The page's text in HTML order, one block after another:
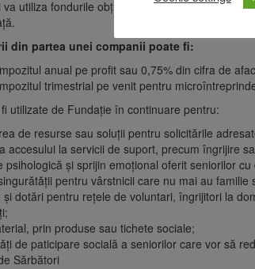
utiliza fondurile obținute astfel pentru a ajuta
din partea unei companii poate fi:
anual pe profit sau 0,75% din cifra de
trimestrial pe venit pentru
utilizate de Fundație în continuare pentru:
de resurse sau soluții pentru solicitările
accesului la servicii de suport, precum îngrijire
psihologică și sprijin emoțional oferit seniorilor
pentru vârstnicii care nu mai au familie
și dotări pentru rețele de voluntari, îngrijitori la
prin produse sau tichete sociale;
de paticipare socială a seniorilor care vor să
Sărbători